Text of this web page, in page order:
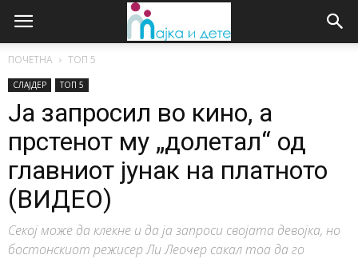
ПОЧЕТНА ТОП 5
СЛАЈДЕР ТОП 5
Ја запросил во кино, а
прстенот му „долетал“ од
главниот јунак на платното
(ВИДЕО)
Секој може да клекне и да ја запроси својата девојка, но
бостонскиот режисер Ли Леочер сакал тоа да го